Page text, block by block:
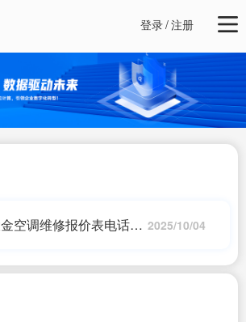
登录/注册
空调维修报价表电话是
调维修网点|24小时维修
2025/10/04